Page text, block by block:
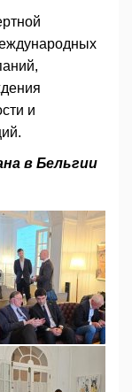
и
в Бельгии